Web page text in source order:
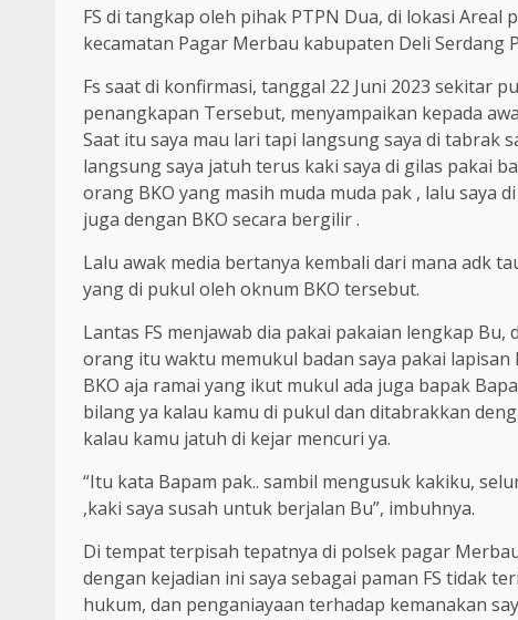
FS di tangkap oleh pihak PTPN Dua, di lokasi
kecamatan Pagar Merbau kabupaten Deli Serdang
Fs saat di konfirmasi, tanggal 22 Juni 2023 sekitar
penangkapan Tersebut, menyampaikan kepada
Saat itu saya mau lari tapi langsung saya di tabrak
langsung saya jatuh terus kaki saya di gilas pakai
orang BKO yang masih muda muda pak , lalu saya
juga dengan BKO secara bergilir .
Lalu awak media bertanya kembali dari mana adk
yang di pukul oleh oknum BKO tersebut.
Lantas FS menjawab dia pakai pakaian lengkap
orang itu waktu memukul badan saya pakai
BKO aja ramai yang ikut mukul ada juga bapak
bilang ya kalau kamu di pukul dan ditabrakkan
kalau kamu jatuh di kejar mencuri ya.
“Itu kata Bapam pak.. sambil mengusuk kakiku,
,kaki saya susah untuk berjalan Bu”, imbuhnya.
Di tempat terpisah tepatnya di polsek pagar
dengan kejadian ini saya sebagai paman FS tidak
hukum, dan penganiayaan terhadap kemanakan